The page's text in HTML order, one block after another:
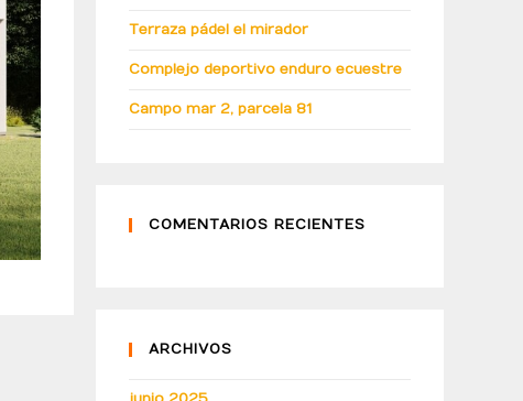
Terraza pádel el mirador
Complejo deportivo enduro ecuestre
Campo mar 2, parcela 81
COMENTARIOS RECIENTES
ARCHIVOS